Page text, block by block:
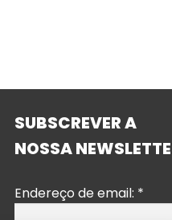
SUBSCREVER A
NOSSA
Endereço de email: *